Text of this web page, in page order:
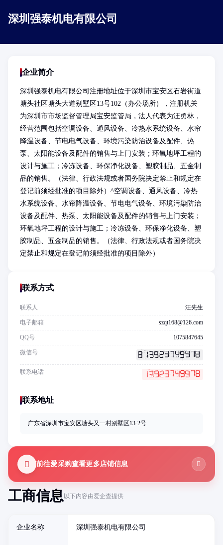
深圳强泰机电有限公司
工商信息以下内容由爱企查提供
企业名称 深圳强泰机电有限公司
企业简介
深圳强泰机电有限公司注册地址位于深圳市宝安区石岩街道
塘头社区塘头大道别墅区13号102（办公场所），注册机关
为深圳市市场监督管理局宝安监管局，法人代表为汪勇林，
经营范围包括空调设备、通风设备、冷热水系统设备、水帘
降温设备、节电电气设备、环境污染防治设备及配件、热
泵、太阳能设备及配件的销售与上门安装；环氧地坪工程的
设计与施工；冷冻设备、环保净化设备、塑胶制品、五金制
品的销售。（法律、行政法规或者国务院决定禁止和规定在
登记前须经批准的项目除外）^空调设备、通风设备、冷热
水系统设备、水帘降温设备、节电电气设备、环境污染防治
设备及配件、热泵、太阳能设备及配件的销售与上门安装；
环氧地坪工程的设计与施工；冷冻设备、环保净化设备、塑
胶制品、五金制品的销售。（法律、行政法规或者国务院决
定禁止和规定在登记前须经批准的项目除外）
联系方式
联系人 汪先生
电子邮箱 szqt168@126.com
QQ号 1075847645
微信号
联系电话
联系地址
广东省深圳市宝安区塘头又一村别墅区13-2号
前往爱采购查看更多店铺信息